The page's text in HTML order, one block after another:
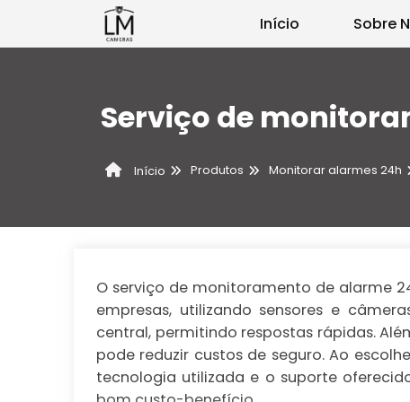
Início Sobre
Serviço de
Início Produtos Monitorar alarmes 24h
O serviço de monitoramento de alarme
empresas, utilizando sensores e
central, permitindo respostas rápidas.
pode reduzir custos de seguro. Ao
tecnologia utilizada e o suporte